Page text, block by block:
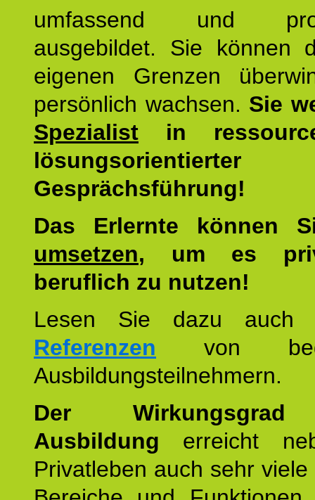
umfassend und
ausgebildet. Sie können
eigenen Grenzen
persönlich wachsen. Sie
Spezialist in
lösungsorientierter
Gesprächsführung!
Das Erlernte können
umsetzen, um es
beruflich zu nutzen!
Lesen Sie dazu
Referenzen von
Ausbildungsteilnehmern.
Der
Ausbildung erreicht
Privatleben auch sehr